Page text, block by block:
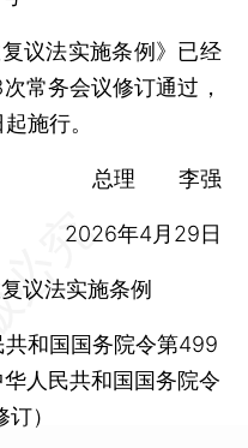
议法实施条例》已经
常务会议修订通过，
施行。
总理 李强
2026年4月29日
议法实施条例
共和国国务院令第499
人民共和国国务院令
）